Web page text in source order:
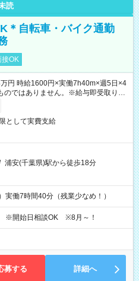
読
＊自転車・バイク通勤
接OK
円 時給1600円×実働7h40m×週5日×4
ではありません。※給与即受取りサ
）
として実費支給
浦安(千葉県)駅から徒歩18分
働7時間40分（残業少なめ！）
※開始日相談OK ※8月～！
募する 詳細へ